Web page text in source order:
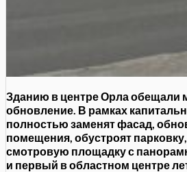
Зданию в центре Орла обещали
обновление. В рамках
полностью заменят фасад,
помещения, обустроят
смотровую площадку с
и первый в областном центре